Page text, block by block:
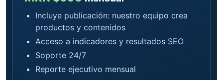
Incluye publicación: nuestro equipo crea
productos y contenidos
Acceso a indicadores y resultados SEO
Soporte 24/7
Reporte ejecutivo mensual